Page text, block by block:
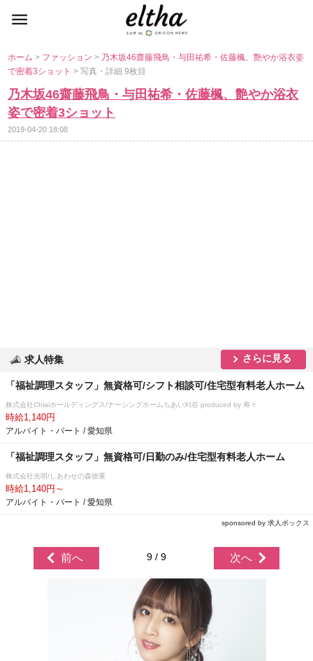
ホーム> ファッション> 乃木坂46齋藤飛鳥・与田祐希・佐藤楓、艶やか浴衣姿
で密着3ショット> 写真・詳細 9枚目
乃木坂46齋藤飛鳥・与田祐希・佐藤楓、艶やか浴衣
姿で密着3ショット
2019-04-20 18:08
求人特集 さらに見る
「福祉調理スタッフ」無資格可/シフト相談可/住宅型有料老人ホーム
株式会社Chiaiホールディングス/ナーシングホームちあい刈谷 produced by 寿々
時給1,140円
アルバイト・パート / 愛知県
「福祉調理スタッフ」無資格可/日勤のみ/住宅型有料老人ホーム
株式会社光明/しあわせの森徳重
時給1,140円～
アルバイト・パート / 愛知県
sponsored by 求人ボックス
前へ 9 / 9 次へ